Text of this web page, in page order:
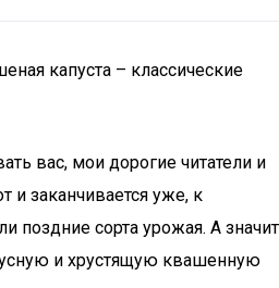
капуста – классические
вас, мои дорогие читатели и
и заканчивается уже, к
поздние сорта урожая. А значит
и хрустящую квашенную